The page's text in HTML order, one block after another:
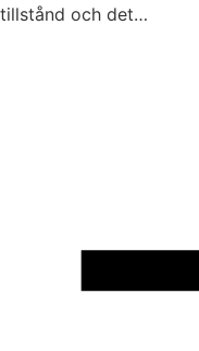
tillstånd och det…